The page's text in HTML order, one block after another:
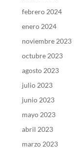
febrero 2024
enero 2024
noviembre 2023
octubre 2023
agosto 2023
julio 2023
junio 2023
mayo 2023
abril 2023
marzo 2023